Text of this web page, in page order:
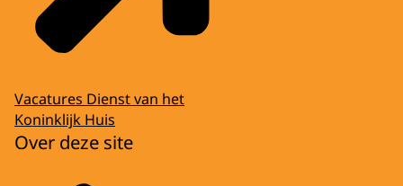
Vacatures Dienst van het
Koninklijk Huis
Over deze site